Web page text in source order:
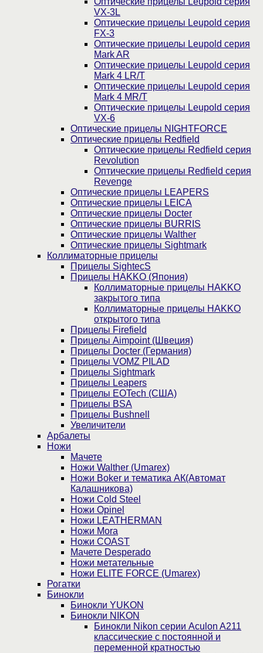
VX-3L
Оптические прицелы Leupold серия
FX-3
Оптические прицелы Leupold серия
Mark AR
Оптические прицелы Leupold серия
Mark 4 LR/T
Оптические прицелы Leupold серия
Mark 4 MR/T
Оптические прицелы Leupold серия
VX-6
Оптические прицелы NIGHTFORCE
Оптические прицелы Redfield
Оптические прицелы Redfield серия
Revolution
Оптические прицелы Redfield серия
Revenge
Оптические прицелы LEAPERS
Оптические прицелы LEICA
Оптические прицелы Docter
Оптические прицелы BURRIS
Оптические прицелы Walther
Оптические прицелы Sightmark
Коллиматорные прицелы
Прицелы SightecS
Прицелы HAKKO (Япония)
Коллиматорные прицелы HAKKO
закрытого типа
Коллиматорные прицелы HAKKO
открытого типа
Прицелы Firefield
Прицелы Aimpoint (Швеция)
Прицелы Docter (Германия)
Прицелы VOMZ PILAD
Прицелы Sightmark
Прицелы Leapers
Прицелы EOTech (США)
Прицелы BSA
Прицелы Bushnell
Увеличители
Арбалеты
Ножи
Мачете
Ножи Walther (Umarex)
Ножи Boker и тематика АК(Автомат
Калашникова)
Ножи Cold Steel
Ножи Opinel
Ножи LEATHERMAN
Ножи Mora
Ножи COAST
Мачете Desperado
Ножи метательные
Ножи ELITE FORCE (Umarex)
Рогатки
Бинокли
Бинокли YUKON
Бинокли NIKON
Бинокли Nikon серии Aculon A211
классические с постоянной и
переменной кратностью